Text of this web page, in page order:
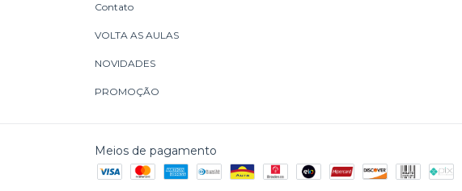
Contato
VOLTA AS AULAS
NOVIDADES
PROMOÇÃO
Meios de pagamento